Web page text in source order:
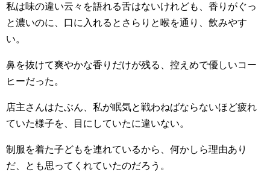
私は味の違い云々を語れる舌はないけれども、香りがぐっ
と濃いのに、口に入れるとさらりと喉を通り、飲みやす
い。
鼻を抜けて爽やかな香りだけが残る、控えめで優しいコー
ヒーだった。
店主さんはたぶん、私が眠気と戦わねばならないほど疲れ
ていた様子を、目にしていたに違いない。
制服を着た子どもを連れているから、何かしら理由あり
だ、とも思ってくれていたのだろう。